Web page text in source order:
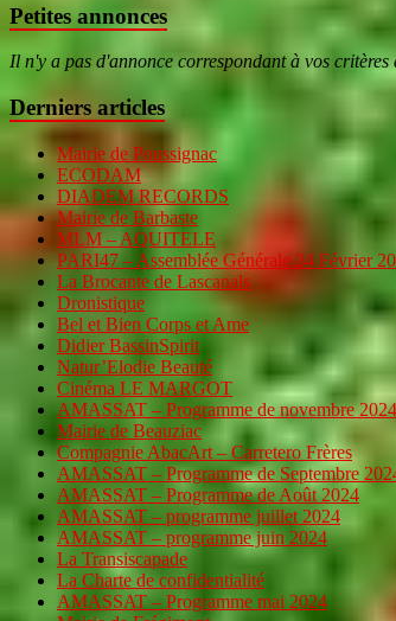
Petites annonces
Il n'y a pas d'annonce correspondant à vos critères
Derniers articles
Mairie de Poussignac
ECODAM
DIADEM RECORDS
Mairie de Barbaste
MLM – AQUITELE
PARI47 – Assemblée Générale 24 Février
La Brocante de Lascanals
Dronistique
Bel et Bien Corps et Ame
Didier BassinSpirit
Natur’Elodie Beauté
Cinéma LE MARGOT
AMASSAT – Programme de novembre 2024
Mairie de Beauziac
Compagnie AbacArt – Carretero Frères
AMASSAT – Programme de Septembre
AMASSAT – Programme de Août 2024
AMASSAT – programme juillet 2024
AMASSAT – programme juin 2024
La Transiscapade
La Charte de confidentialité
AMASSAT – Programme mai 2024